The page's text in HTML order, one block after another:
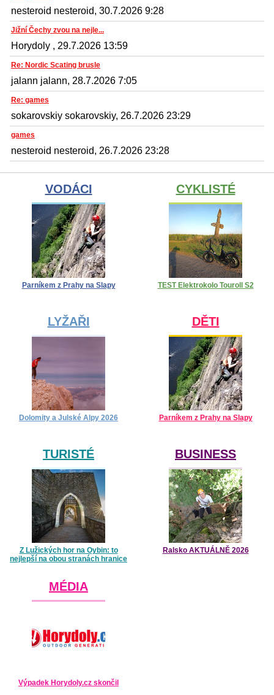
nesteroid nesteroid, 30.7.2026 9:28
Jižní Čechy zvou na nejle...
Horydoly , 29.7.2026 13:59
Re: Nordic Scating brusle
jalann jalann, 28.7.2026 7:05
Re: games
sokarovskiy sokarovskiy, 26.7.2026 23:29
games
nesteroid nesteroid, 26.7.2026 23:28
VODÁCI
Parníkem z Prahy na Slapy
CYKLISTÉ
TEST Elektrokolo Touroll S2
LYŽAŘI
Dolomity a Julské Alpy 2026
DĚTI
Parníkem z Prahy na Slapy
TURISTÉ
Z Lužických hor na Oybin: to
nejlepší na obou stranách hranice
BUSINESS
Ralsko AKTUÁLNĚ 2026
MÉDIA
Výpadek Horydoly.cz skončil